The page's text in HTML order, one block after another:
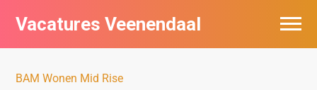
Vacatures Veenendaal
BAM Wonen Mid Rise
Vacatures per bedrijf in Veendaal